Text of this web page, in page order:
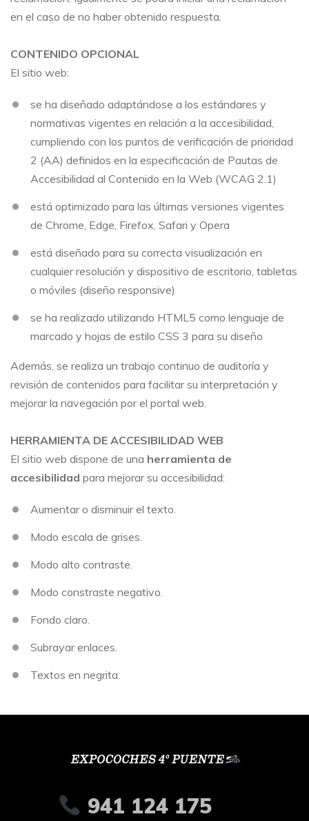
en el caso de no haber obtenido respuesta.
CONTENIDO OPCIONAL
El sitio web:
se ha diseñado adaptándose a los estándares y
normativas vigentes en relación a la accesibilidad,
cumpliendo con los puntos de verificación de prioridad
2 (AA) definidos en la especificación de Pautas de
Accesibilidad al Contenido en la Web (WCAG 2.1)
está optimizado para las últimas versiones vigentes
de Chrome, Edge, Firefox, Safari y Opera
está diseñado para su correcta visualización en
cualquier resolución y dispositivo de escritorio, tabletas
o móviles (diseño responsive)
se ha realizado utilizando HTML5 como lenguaje de
marcado y hojas de estilo CSS 3 para su diseño
Además, se realiza un trabajo continuo de auditoría y
revisión de contenidos para facilitar su interpretación y
mejorar la navegación por el portal web.
HERRAMIENTA DE ACCESIBILIDAD WEB
El sitio web dispone de una herramienta de
accesibilidad para mejorar su accesibilidad:
Aumentar o disminuir el texto.
Modo escala de grises.
Modo alto contraste.
Modo constraste negativo.
Fondo claro.
Subrayar enlaces.
Textos en negrita.
941 124 175